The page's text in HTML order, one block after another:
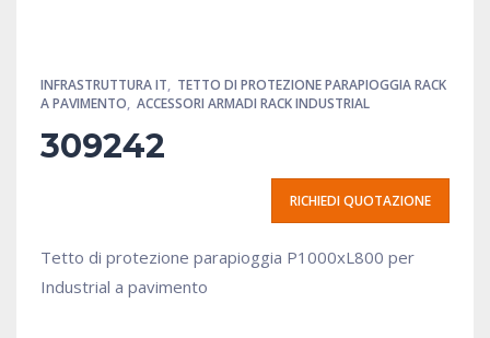
INFRASTRUTTURA IT, TETTO DI PROTEZIONE PARAPIOGGIA RACK
A PAVIMENTO, ACCESSORI ARMADI RACK INDUSTRIAL
309242
RICHIEDI QUOTAZIONE
Tetto di protezione parapioggia P1000xL800 per
Industrial a pavimento